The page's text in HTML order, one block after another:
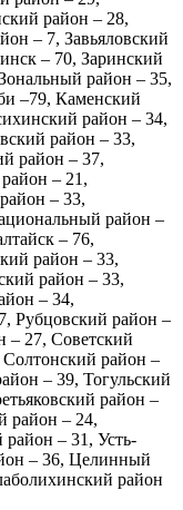
район – 28,
– 7, Завьяловский
– 70, Заринский
район – 35,
–79, Каменский
район – 34,
район – 33,
район – 37,
– 21,
– 33,
район –
– 76,
район – 33,
район – 33,
– 34,
Рубцовский район –
– 27, Советский
район –
– 39, Тогульский
район –
район – 24,
– 31, Усть-
– 36, Целинный
район